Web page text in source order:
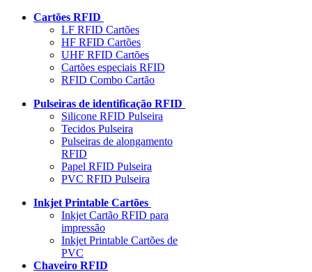
Cartões RFID
LF RFID Cartões
HF RFID Cartões
UHF RFID Cartões
Cartões especiais RFID
RFID Combo Cartão
Pulseiras de identificação RFID
Silicone RFID Pulseira
Tecidos Pulseira
Pulseiras de alongamento
RFID
Papel RFID Pulseira
PVC RFID Pulseira
Inkjet Printable Cartões
Inkjet Cartão RFID para
impressão
Inkjet Printable Cartões de
PVC
Chaveiro RFID